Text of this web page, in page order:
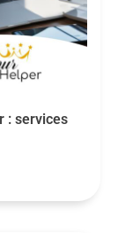
: services